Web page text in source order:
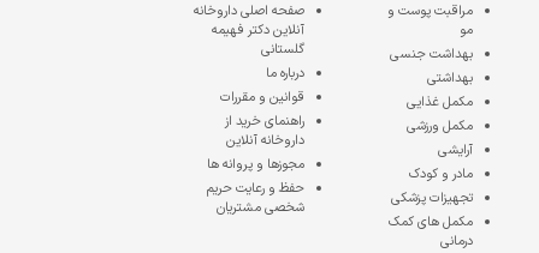
مراقبت پوست و
مو
بهداشت جنسی
بهداشتی
مکمل غذایی
مکمل ورزشی
آرایشی
مادر و کودک
تجهیزات پزشکی
مکمل های کمک
درمانی
صفحه اصلیداروخانه
آنلاین دکتر فهیمه
گلستانی
درباره ما
قوانین و مقررات
راهنمای خرید از
داروخانه آنلاین
مجوزها و پروانه ها
حفظ و رعایت حریم
شخصی مشتریان